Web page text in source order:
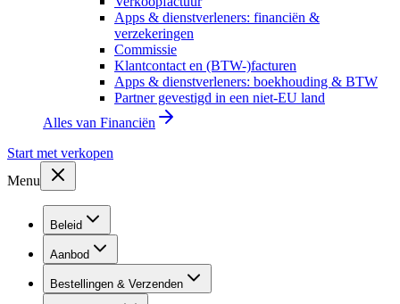
Apps & dienstverleners: financiën &
verzekeringen
Commissie
Klantcontact en (BTW-)facturen
Apps & dienstverleners: boekhouding & BTW
Partner gevestigd in een niet-EU land
Alles van Financiën
Start met verkopen
Menu
Beleid
Aanbod
Bestellingen & Verzenden